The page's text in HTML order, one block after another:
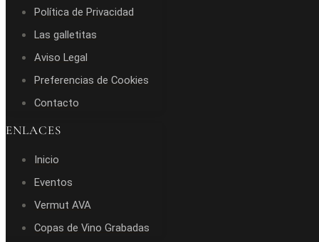
Política de Privacidad
Las galletitas
Aviso Legal
Preferencias de Cookies
Contacto
ENLACES
Inicio
Eventos
Vermut AVA
Copas de Vino Grabadas